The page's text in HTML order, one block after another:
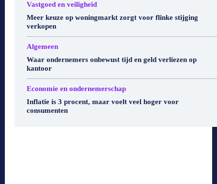
Vastgoed en veiligheid
Meer keuze op woningmarkt zorgt voor flinke stijging
verkopen
Algemeen
Waar ondernemers onbewust tijd en geld verliezen op
kantoor
Economie en ondernemerschap
Inflatie is 3 procent, maar voelt veel hoger voor
consumenten